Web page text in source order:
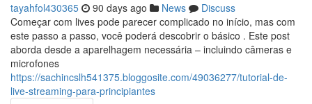
tayahfol430365 90 days ago News
Discuss
Começar com lives pode parecer complicado no início, mas com
este passo a passo, você poderá descobrir o básico . Este post
aborda desde a aparelhagem necessária – incluindo câmeras e
microfones
https://sachincslh541375.bloggosite.com/49036277/tutorial-de-
live-streaming-para-principiantes